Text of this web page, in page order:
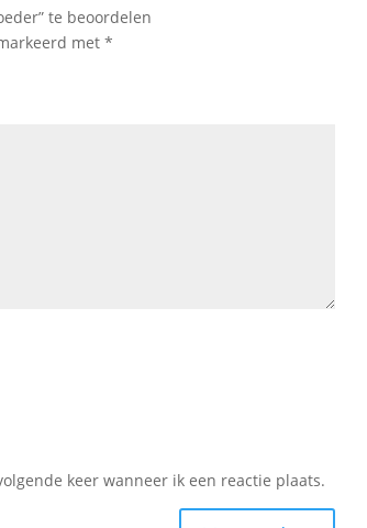
te beoordelen
met*
keer wanneer ik een reactie plaats.